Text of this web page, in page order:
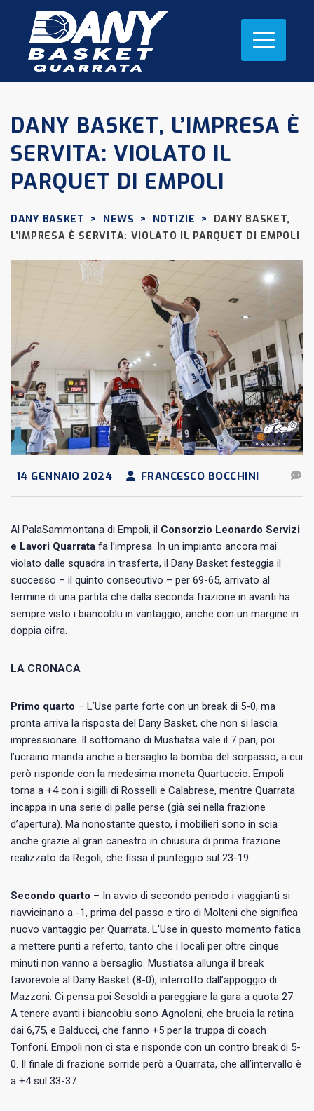
DANY BASKET, L’IMPRESA È
SERVITA: VIOLATO IL
PARQUET DI EMPOLI
DANY BASKET > NEWS > NOTIZIE >
DANY BASKET,
L’IMPRESA È SERVITA: VIOLATO IL PARQUET DI EMPOLI
14 GENNAIO 2024 FRANCESCO BOCCHINI
Al PalaSammontana di Empoli, il Consorzio Leonardo Servizi
e Lavori Quarrata fa l’impresa. In un impianto ancora mai
violato dalle squadra in trasferta, il Dany Basket festeggia il
successo – il quinto consecutivo – per 69-65, arrivato al
termine di una partita che dalla seconda frazione in avanti ha
sempre visto i biancoblu in vantaggio, anche con un margine in
doppia cifra.
LA CRONACA
Primo quarto – L’Use parte forte con un break di 5-0, ma
pronta arriva la risposta del Dany Basket, che non si lascia
impressionare. Il sottomano di Mustiatsa vale il 7 pari, poi
l’ucraino manda anche a bersaglio la bomba del sorpasso, a cui
però risponde con la medesima moneta Quartuccio. Empoli
torna a +4 con i sigilli di Rosselli e Calabrese, mentre Quarrata
incappa in una serie di palle perse (già sei nella frazione
d’apertura). Ma nonostante questo, i mobilieri sono in scia
anche grazie al gran canestro in chiusura di prima frazione
realizzato da Regoli, che fissa il punteggio sul 23-19.
Secondo quarto – In avvio di secondo periodo i viaggianti si
riavvicinano a -1, prima del passo e tiro di Molteni che significa
nuovo vantaggio per Quarrata. L’Use in questo momento fatica
a mettere punti a referto, tanto che i locali per oltre cinque
minuti non vanno a bersaglio. Mustiatsa allunga il break
favorevole al Dany Basket (8-0), interrotto dall’appoggio di
Mazzoni. Ci pensa poi Sesoldi a pareggiare la gara a quota 27.
A tenere avanti i biancoblu sono Agnoloni, che brucia la retina
dai 6,75, e Balducci, che fanno +5 per la truppa di coach
Tonfoni. Empoli non ci sta e risponde con un contro break di 5-
0. Il finale di frazione sorride però a Quarrata, che all’intervallo è
a +4 sul 33-37.